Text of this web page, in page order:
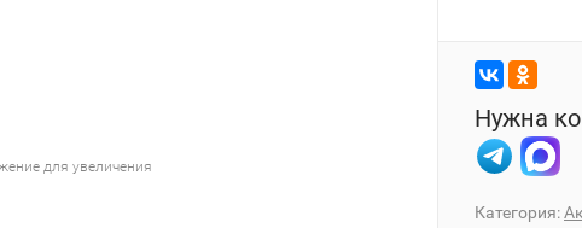
для увеличения
Нужна
Категория: